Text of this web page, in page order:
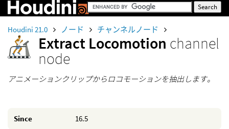
Houdini 21.0 ノード チャンネルノード
Extract Locomotion channel
node
アニメーションクリップからロコモーションを抽出します。
Since 16.5